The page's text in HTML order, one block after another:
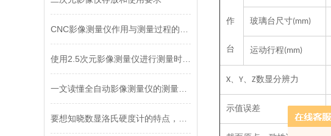
作
台
玻璃台尺寸(mm)
运动行程(mm)
X、 Y、 Z数显分辨力
示值误差